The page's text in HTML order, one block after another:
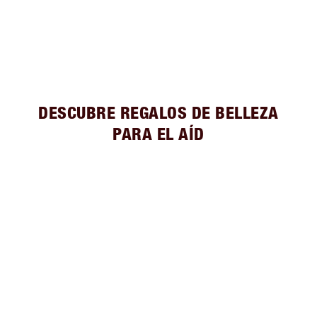
DESCUBRE REGALOS DE BELLEZA
PARA EL AÍD